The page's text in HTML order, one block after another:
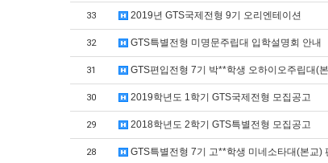
33 2019년 GTS국제전형 9기 오리엔테이션
32 GTS특별전형 미명문주립대 입학설명회 안내
31 GTS편입전형 7기 박**학생 오하이오주립대(
30 2019학년도 1학기 GTS국제전형 모집공고
29 2018학년도 2학기 GTS특별전형 모집공고
28 GTS특별전형 7기 고**학생 미네소타대(본교)